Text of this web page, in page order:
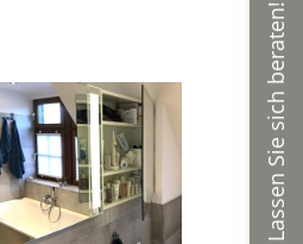
Lassen Sie sich beraten!